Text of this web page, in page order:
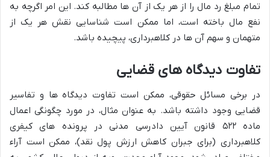
تمام مبلغ رد مال را از هر یک از آن ها مطالبه کند. این امر اگرچه به
نفع مال باخته است، اما ممکن است شناسایی نقش هر یک از
متهمان و سهم آن ها در کلاهبرداری، پیچیده باشد.
تفاوت دیدگاه های قضایی
در برخی مسائل حقوقی، ممکن است تفاوت دیدگاه ها و تفاسیر
قضایی وجود داشته باشد. به عنوان مثال، در مورد چگونگی اعمال
ماده ۵۲۲ قانون آیین دادرسی مدنی در پرونده های کیفری
کلاهبرداری (برای جبران کاهش ارزش پول نقد)، ممکن است آراء